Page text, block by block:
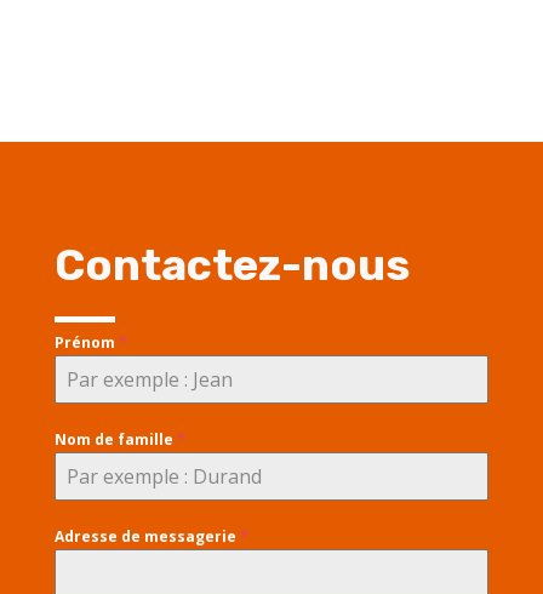
Contactez-nous
Prénom *
Nom de famille *
Adresse de messagerie *